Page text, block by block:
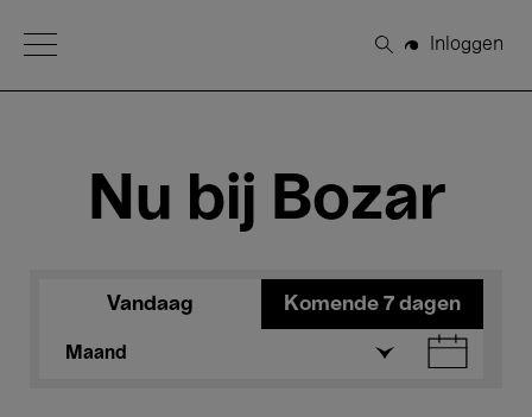
Open Menu
Zoeken
Inloggen
Nu bij Bozar
Vandaag Komende 7 dagen
Maand